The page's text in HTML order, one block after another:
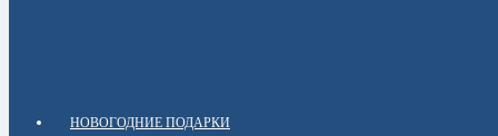
НОВОГОДНИЕ ПОДАРКИ